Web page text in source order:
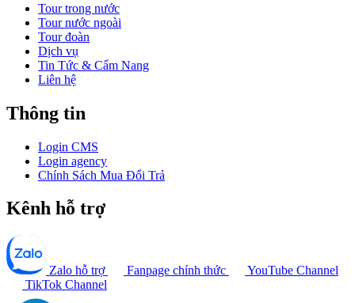
Tour trong nước
Tour nước ngoài
Tour đoàn
Dịch vụ
Tin Tức & Cẩm Nang
Liên hệ
Thông tin
Login CMS
Login agency
Chính Sách Mua Đổi Trả
Kênh hỗ trợ
Zalo hỗ trợ Fanpage chính thức
YouTube Channel
TikTok Channel